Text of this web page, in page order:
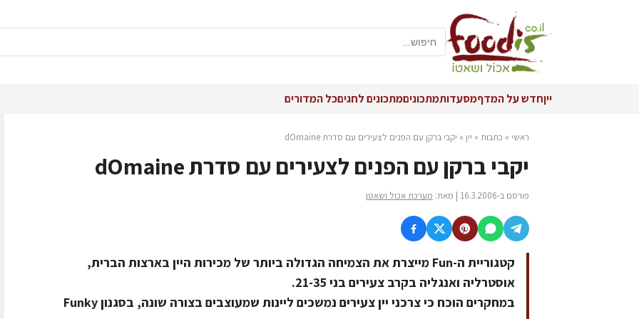
ייןחדש על המדףמסעדותמתכוניםמתכונים לחגיםכל המדורים
ראשי » כתבות » יין » יקבי ברקן עם הפנים לצעירים עם סדרת dOmaine
יקבי ברקן עם הפנים לצעירים עם סדרת dOmaine
פורסם ב-16.3.2006 | מאת: מערכת אכול ושאטו
קטגוריית ה-Fun מייצרת את הצמיחה הגדולה ביותר של מכירות היין בארצות הברית,
אוסטרליה ואנגליה בקרב צעירים בני 21-35.
במחקרים הוכח כי צרכני יין צעירים נמשכים ליינות שמעוצבים בצורה שונה, בסגנון Funky